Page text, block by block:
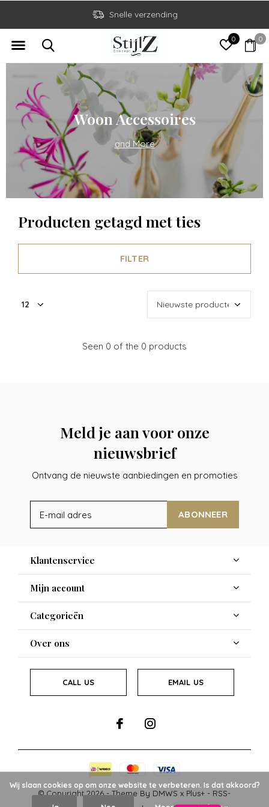
0 0
Snelle verzending
Woon Accessoires
and More
Producten getagd met ties
FILTER
Seen 0 of the 0 products
Meld je aan voor onze
nieuwsbrief
Ontvang de nieuwste aanbiedingen en promoties
ABONNEER
Klantenservice
Mijn account
Categorieën
Over ons
CALL US EMAIL US
© Copyright2026- Theme By DMWS x Plus+ - RSS-
Wij slaan cookies op om onze website te verbeteren. Is dat akkoord?